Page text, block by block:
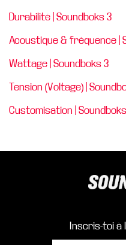
Durabilité | Soundboks 3
Acoustique & fréquence |
Wattage | Soundboks 3
Tension (Voltage) |
Customisation |
Inscris-toi à